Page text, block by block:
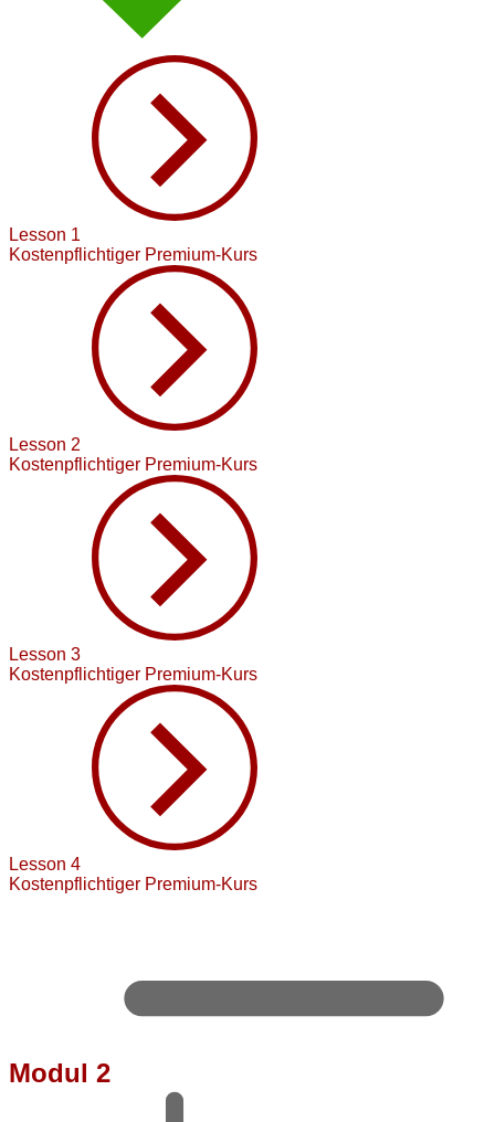
Lesson 1
Kostenpflichtiger Premium-Kurs
Lesson 2
Kostenpflichtiger Premium-Kurs
Lesson 3
Kostenpflichtiger Premium-Kurs
Lesson 4
Kostenpflichtiger Premium-Kurs
Modul 2